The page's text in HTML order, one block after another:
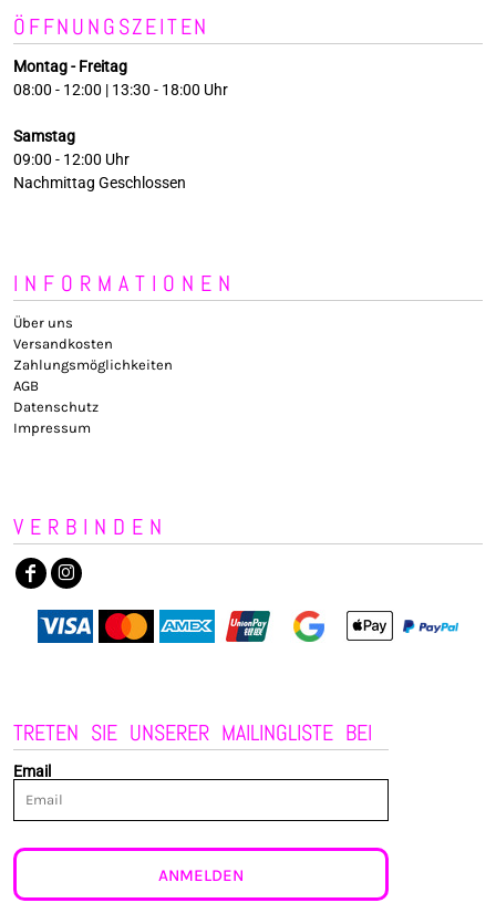
ÖFFNUNGSZEITEN
Montag - Freitag
08:00 - 12:00 | 13:30 - 18:00 Uhr
Samstag
09:00 - 12:00 Uhr
Nachmittag Geschlossen
INFORMATIONEN
Über uns
Versandkosten
Zahlungsmöglichkeiten
AGB
Datenschutz
Impressum
VERBINDEN
TRETEN SIE UNSERER MAILINGLISTE BEI
Email
ANMELDEN